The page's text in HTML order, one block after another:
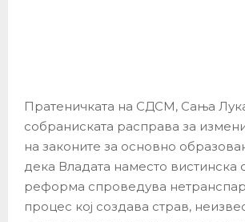
Пратеничката на СДСМ, Сања
собраниската расправа за
на законите за основно
дека Владата наместо вистинска
реформа спроведува
процес кој создава страв,